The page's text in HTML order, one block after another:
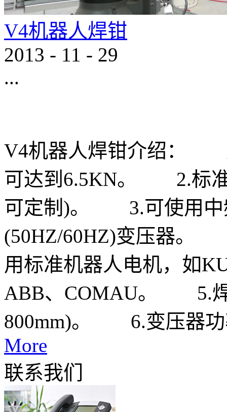
V4机器人焊钳
2013 - 11 - 29
...
V4机器人焊钳介绍：
可达到6.5KN。 2.标准
可定制)。 3.可使用中
(50HZ/60HZ)变压器。
用标准机器人电机，如
ABB、COMAU。 5.焊
800mm)。 6.变压器功
More
联系我们